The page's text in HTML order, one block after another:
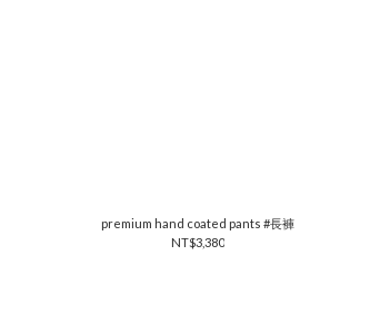
premium hand coated pants #長褲
NT$3,380